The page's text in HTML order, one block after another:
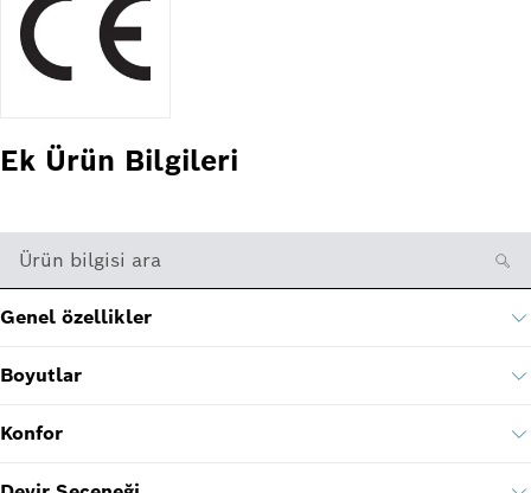
Ek Ürün Bilgileri
Ürün bilgisi ara
Genel özellikler
Boyutlar
Konfor